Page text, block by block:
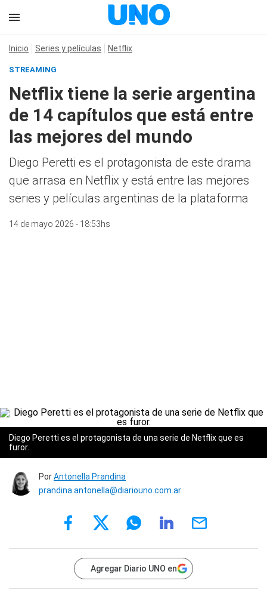
Inicio Series y películas Netflix
STREAMING
Netflix tiene la serie argentina
de 14 capítulos que está entre
las mejores del mundo
Diego Peretti es el protagonista de este drama
que arrasa en Netflix y está entre las mejores
series y películas argentinas de la plataforma
14 de mayo 2026 - 18:53hs
Diego Peretti es el protagonista de una serie de Netflix que es
furor.
PorAntonella Prandina
prandina.antonella@diariouno.com.ar
Agregar Diario UNO en